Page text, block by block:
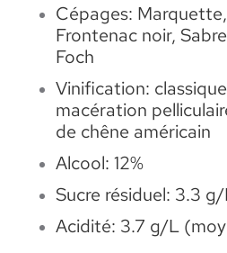
Cépages:
Frontenac noir,
Foch
Vinification:
macération
de chêne américain
Alcool: 12%
Sucre résiduel: 3.3
Acidité: 3.7 g/L